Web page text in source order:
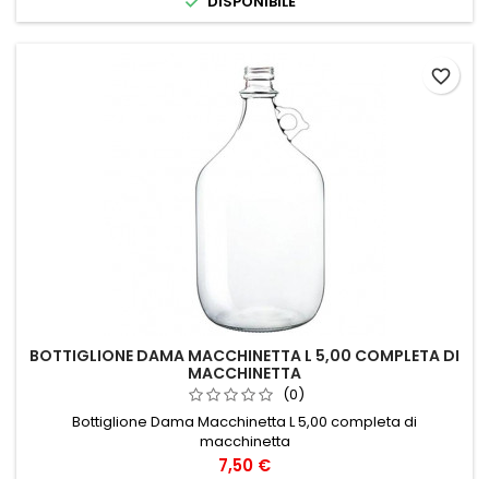
BOTTIGLIONE DAMA MACCHINETTA L 5,00 COMPLETA DI
MACCHINETTA
(0)
Bottiglione Dama Macchinetta L 5,00 completa di
macchinetta
Prezzo
7,50 €
favorite_border